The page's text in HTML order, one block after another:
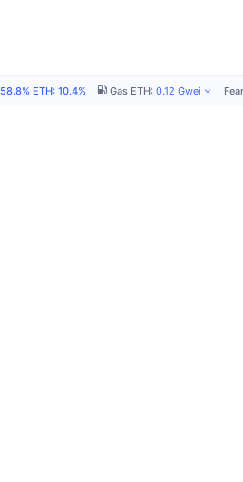
58.8% ETH: 10.4% Gas ETH: 0.12 Gwei